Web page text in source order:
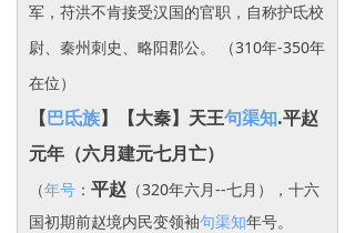
军，苻洪不肯接受汉国的官职，自称护氐校
尉、秦州刺史、略阳郡公。 （310年-350年
在位）
【巴氐族】【大秦】天王句渠知.平赵
元年 （六月建元七月亡）
（年号 ： 平赵 （320年六月--七月），十六
国初期前赵境内民变领袖句渠知年号。